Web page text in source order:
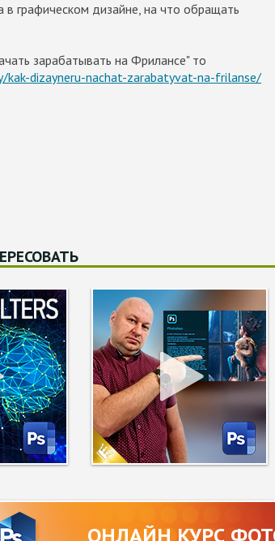
в графическом дизайне, на что обращать
зарабатывать на Фрилансе" то
dizayneru-nachat-zarabatyvat-na-frilanse/
ОНЛАЙН КУРС